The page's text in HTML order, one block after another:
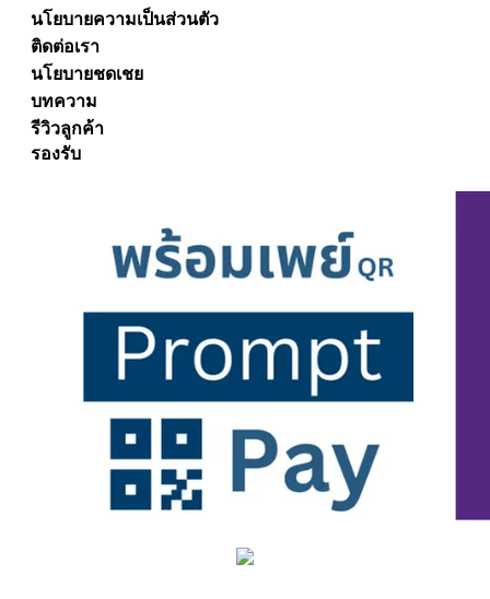
นโยบายความเป็นส่วนตัว
ติดต่อเรา
นโยบายชดเชย
บทความ
รีวิวลูกค้า
รองรับ